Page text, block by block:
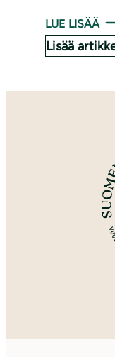
LUE LISÄÄ
Lisää